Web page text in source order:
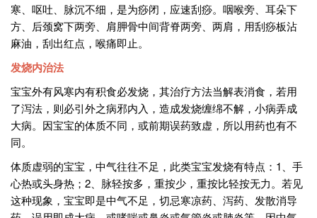
寒、呕吐、脉沉不细，是为痧闭，应速刮痧。咽喉旁、耳朵下
方、后颈窝下两旁、肩胛骨中间背脊两旁、两肩，用刮痧板沾
麻油，刮出红点，喉痛即止。
发烧内治法
宝宝外有风寒内有积食必发烧，其治疗方法当解表消食，若用
了泻法，则必引外之病邪内入，造成发烧缠绵不解，小病弄成
大病。因宝宝的体质不同，或前期误药致虚，所以用药也有不
同。
体质虚弱的宝宝，中气往往不足，此类宝宝发烧有特点：1、手
心热或头身热；2、脉轻按多，重按少，重按比轻按无力。若见
这种现象，宝宝即是中气不足，切忌寒凉药、泻药、发散消导